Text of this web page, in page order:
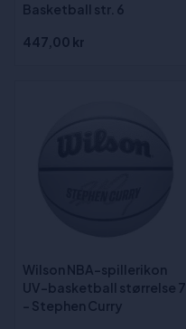
Basketball str. 6
447,00 kr
Wilson NBA-spillerikon
UV-basketball størrelse 7
- Stephen Curry